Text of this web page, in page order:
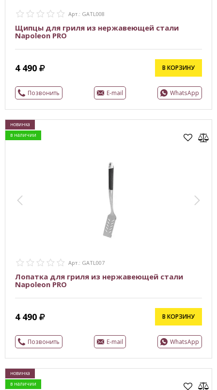
Арт.: GATL008
Щипцы для гриля из нержавеющей стали
Napoleon PRO
4 490 В КОРЗИНУ
Позвонить E-mail WhatsApp
новинка
в наличии
Арт.: GATL007
Лопатка для гриля из нержавеющей стали
Napoleon PRO
4 490 В КОРЗИНУ
Позвонить E-mail WhatsApp
новинка
в наличии